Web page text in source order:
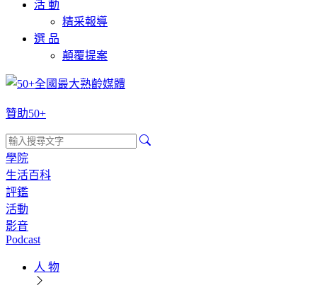
活 動
精采報導
選 品
顛覆提案
贊助50+
學院
生活百科
評鑑
活動
影音
Podcast
人 物